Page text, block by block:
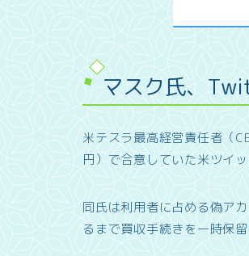
マスク氏、
米テスラ最高経営責任者（
円）で合意していた米ツイ
同氏は利用者に占める偽ア
るまで買収手続きを一時保留